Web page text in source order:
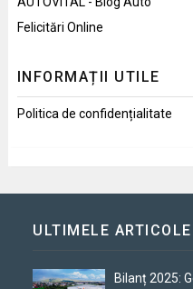
Felicitări Online
INFORMAȚII UTILE
Politica de confidențialitate
ULTIMELE ARTICOLE
Bilanț 2025: